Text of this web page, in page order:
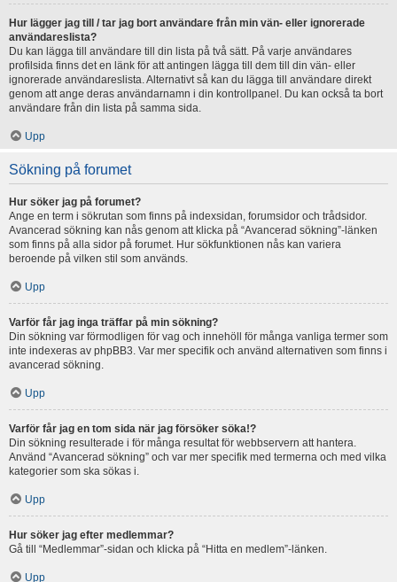
Hur lägger jag till / tar jag bort användare från min vän- eller ignorerade
användareslista?
Du kan lägga till användare till din lista på två sätt. På varje användares
profilsida finns det en länk för att antingen lägga till dem till din vän- eller
ignorerade användareslista. Alternativt så kan du lägga till användare direkt
genom att ange deras användarnamn i din kontrollpanel. Du kan också ta bort
användare från din lista på samma sida.
Upp
Sökning på forumet
Hur söker jag på forumet?
Ange en term i sökrutan som finns på indexsidan, forumsidor och trådsidor.
Avancerad sökning kan nås genom att klicka på “Avancerad sökning”-länken
som finns på alla sidor på forumet. Hur sökfunktionen nås kan variera
beroende på vilken stil som används.
Upp
Varför får jag inga träffar på min sökning?
Din sökning var förmodligen för vag och innehöll för många vanliga termer som
inte indexeras av phpBB3. Var mer specifik och använd alternativen som finns i
avancerad sökning.
Upp
Varför får jag en tom sida när jag försöker söka!?
Din sökning resulterade i för många resultat för webbservern att hantera.
Använd “Avancerad sökning” och var mer specifik med termerna och med vilka
kategorier som ska sökas i.
Upp
Hur söker jag efter medlemmar?
Gå till “Medlemmar”-sidan och klicka på “Hitta en medlem”-länken.
Upp